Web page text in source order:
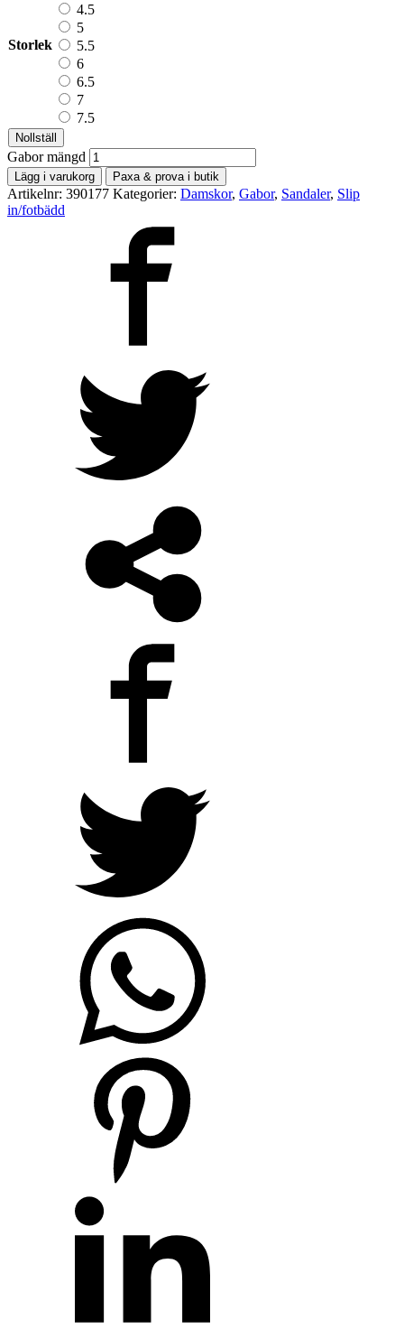
Storlek
4.5
5
5.5
6
6.5
7
7.5
Nollställ
Gabor mängd
Lägg i varukorg Paxa & prova i butik
Artikelnr: 390177 Kategorier: Damskor, Gabor, Sandaler, Slip
in/fotbädd